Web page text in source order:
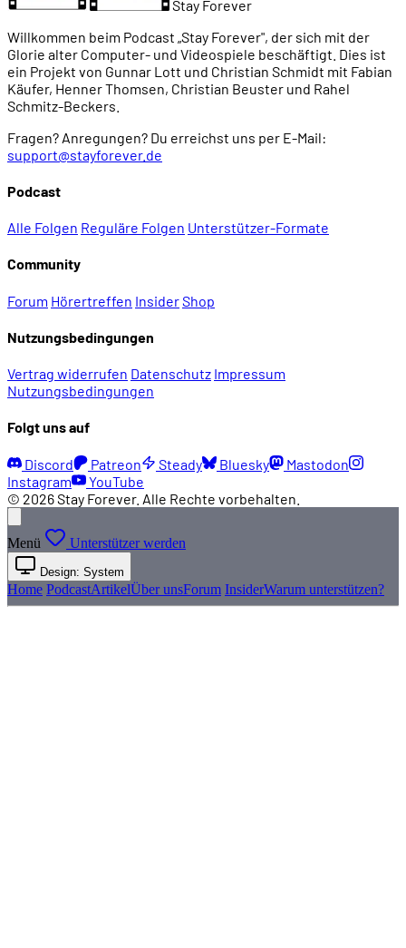
Stay Forever
Willkommen beim Podcast „Stay Forever", der sich mit der
Glorie alter Computer- und Videospiele beschäftigt. Dies ist
ein Projekt von Gunnar Lott und Christian Schmidt mit Fabian
Käufer, Henner Thomsen, Christian Beuster und Rahel
Schmitz-Beckers.
Fragen? Anregungen? Du erreichst uns per E-Mail:
support@stayforever.de
Podcast
Alle Folgen Reguläre Folgen Unterstützer-Formate
Community
Forum Hörertreffen InsiderShop
Nutzungsbedingungen
Vertrag widerrufen Datenschutz Impressum
Nutzungsbedingungen
Folgt uns auf
Discord Patreon Steady Bluesky
Mastodon
Instagram
YouTube
© 2026 Stay Forever. Alle Rechte vorbehalten.
Menü Unterstützer werden
Design: System
Home PodcastArtikelÜber unsForum InsiderWarum unterstützen?